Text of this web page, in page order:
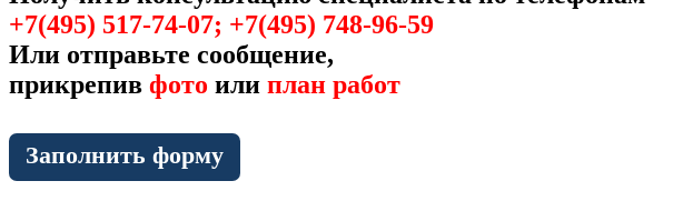
+7(495) 517-74-07; +7(495) 748-96-59
Или отправьте сообщение,
прикрепив фото или план работ
Заполнить форму